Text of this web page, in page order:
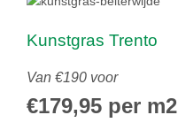
Kunstgras Trento
Van €190 voor
€179,95 per m2